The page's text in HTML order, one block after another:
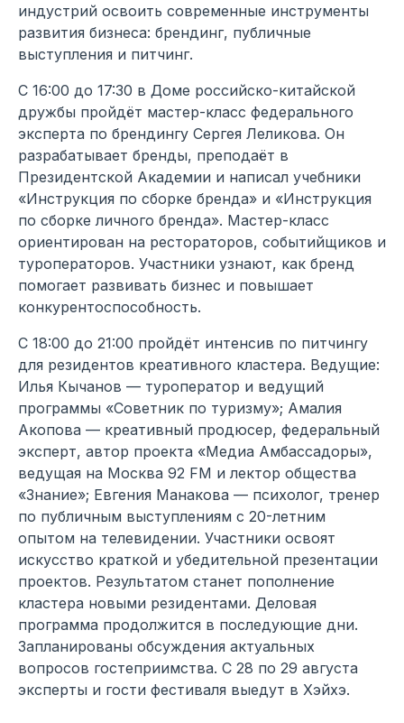
индустрий освоить современные инструменты
развития бизнеса: брендинг, публичные
выступления и питчинг.
С 16:00 до 17:30 в Доме российско-китайской
дружбы пройдёт мастер-класс федерального
эксперта по брендингу Сергея Леликова. Он
разрабатывает бренды, преподаёт в
Президентской Академии и написал учебники
«Инструкция по сборке бренда» и «Инструкция
по сборке личного бренда». Мастер-класс
ориентирован на рестораторов, событийщиков и
туроператоров. Участники узнают, как бренд
помогает развивать бизнес и повышает
конкурентоспособность.
С 18:00 до 21:00 пройдёт интенсив по питчингу
для резидентов креативного кластера. Ведущие:
Илья Кычанов — туроператор и ведущий
программы «Советник по туризму»; Амалия
Акопова — креативный продюсер, федеральный
эксперт, автор проекта «Медиа Амбассадоры»,
ведущая на Москва 92 FM и лектор общества
«Знание»; Евгения Манакова — психолог, тренер
по публичным выступлениям с 20-летним
опытом на телевидении. Участники освоят
искусство краткой и убедительной презентации
проектов. Результатом станет пополнение
кластера новыми резидентами. Деловая
программа продолжится в последующие дни.
Запланированы обсуждения актуальных
вопросов гостеприимства. С 28 по 29 августа
эксперты и гости фестиваля выедут в Хэйхэ.